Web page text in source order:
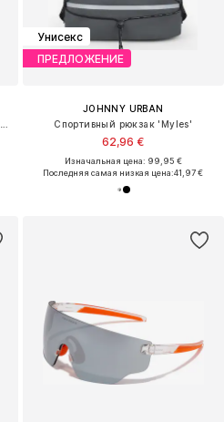
Спортивные солнцезащитные очки 'Sunup'
Унисекс
ПРЕДЛОЖЕНИЕ
JOHNNY URBAN
Спортивный рюкзак 'Myles'
62,96 €
Изначальная цена: 99,95 €
Последняя самая низкая цена:41,97 €